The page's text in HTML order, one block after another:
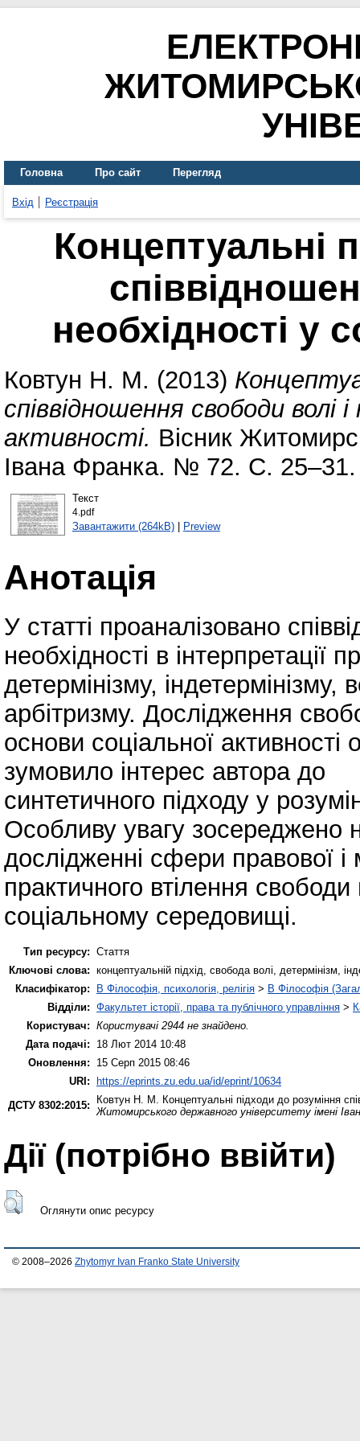
Головна Про сайт Перегляд
Вхід Реєстрація
Концептуальні
необхідності у
Ковтун Н. М. (2013)
співвідношення свободи волі
активності. Вісник
Івана Франка. № 72. С.
Текст
4.pdf
Завантажити (264kB)| Preview
Анотація
У статті проаналізовано
необхідності в інтерпретації
детермінізму,
арбітризму. Дослідження
основи соціальної активності
зумовило інтерес автора до
синтетичного підходу у
Особливу увагу зосереджено
дослідженні сфери правової і
практичного втілення свободи
соціальному середовищі.
Тип ресурсу: Стаття
Ключові слова: концептуальній підхід, свобода волі, детермінізм,
Класифікатор:
B Філософія, психологія, релігія > B Філософія
Відділи: Факультет історії, права та публічного управління >
Користувач: Користувачі 2944 не знайдено.
Дата подачі:
18 Лют 2014 10:48
Оновлення:
15 Серп 2015 08:46
URI: https://eprints.zu.edu.ua/id/eprint/10634
ДСТУ 8302:2015:
Ковтун Н. М.
Концептуальні підходи до розуміння
Житомирського державного університету імені
Дії ​​(потрібно ввійти)
Оглянути опис ресурсу
© 2008–2026 Zhytomyr Ivan Franko State University